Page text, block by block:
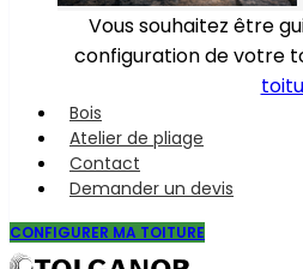
Vous souhaitez être
configuration de votre
Bois
Atelier de pliage
Contact
Demander un devis
CONFIGURER MA TOITURE